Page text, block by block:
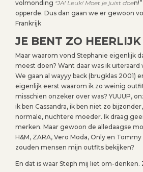
volmonding “JA! Leuk! Moet je juist doe
opperde. Dus dan gaan we er gewoon
Frankrijk
JE BENT ZO
Maar waarom vond Stephanie eigenlijk
moest doen? Want daar was ik
We gaan al wayyy back (brugklas 2001)
eigenlijk eerst waarom ik zo weinig
misschien onzeker over was? YUUUP,
ik ben Cassandra, ik ben niet zo
normale, nuchtere moeder. Ik draag
merken. Maar gewoon de alledaagse
H&M, ZARA, Vero Moda, Only en
zouden mensen mijn outfits bekijken?
En dat is waar Steph mij liet om-denken.